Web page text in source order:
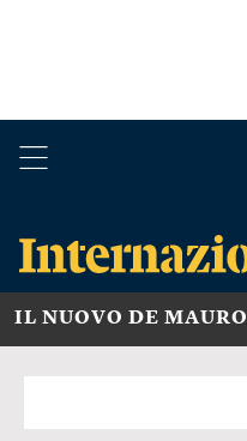
IL NUOVO DE MAURO